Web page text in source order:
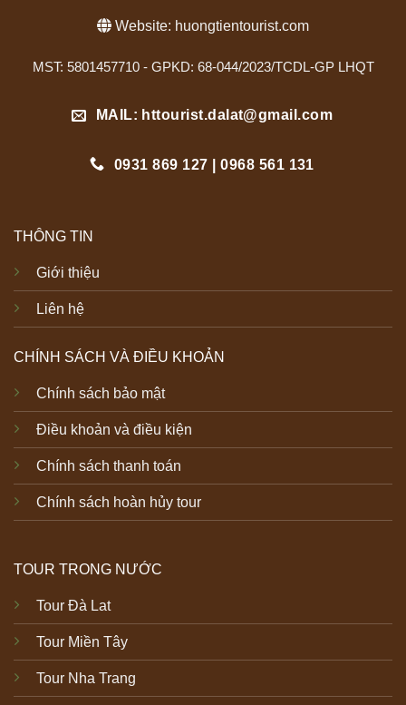
Website: huongtientourist.com
MST: 5801457710 - GPKD: 68-044/2023/TCDL-GP LHQT
MAIL: httourist.dalat@gmail.com
0931 869 127 | 0968 561 131
THÔNG TIN
Giới thiệu
Liên hệ
CHÍNH SÁCH VÀ ĐIỀU KHOẢN
Chính sách bảo mật
Điều khoản và điều kiện
Chính sách thanh toán
Chính sách hoàn hủy tour
TOUR TRONG NƯỚC
Tour Đà Lat
Tour Miền Tây
Tour Nha Trang